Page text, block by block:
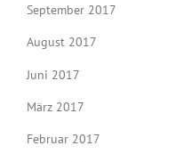
September 2017
August 2017
Juni 2017
März 2017
Februar 2017